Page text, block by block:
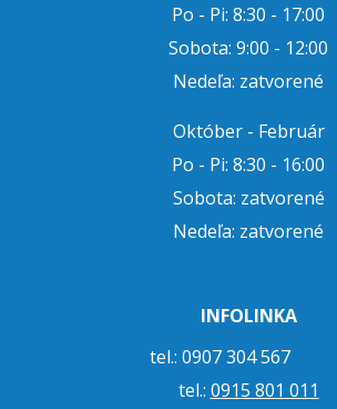
Po - Pi: 8:30 - 17:00
Sobota: 9:00 - 12:00
Nedeľa: zatvorené
Október - Február
Po - Pi: 8:30 - 16:00
Sobota: zatvorené
Nedeľa: zatvorené
INFOLINKA
tel.: 0907 304 567
tel.: 0915 801 011